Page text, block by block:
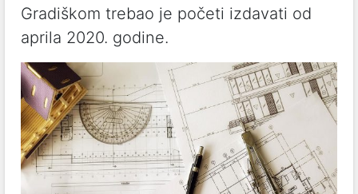
Gradiškom trebao je početi izdavati od
aprila 2020. godine.